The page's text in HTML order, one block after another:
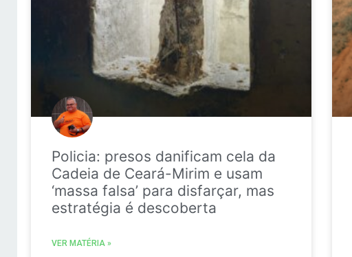
Policia: presos danificam cela da
Cadeia de Ceará-Mirim e usam
‘massa falsa’ para disfarçar, mas
estratégia é descoberta
VER MATÉRIA »